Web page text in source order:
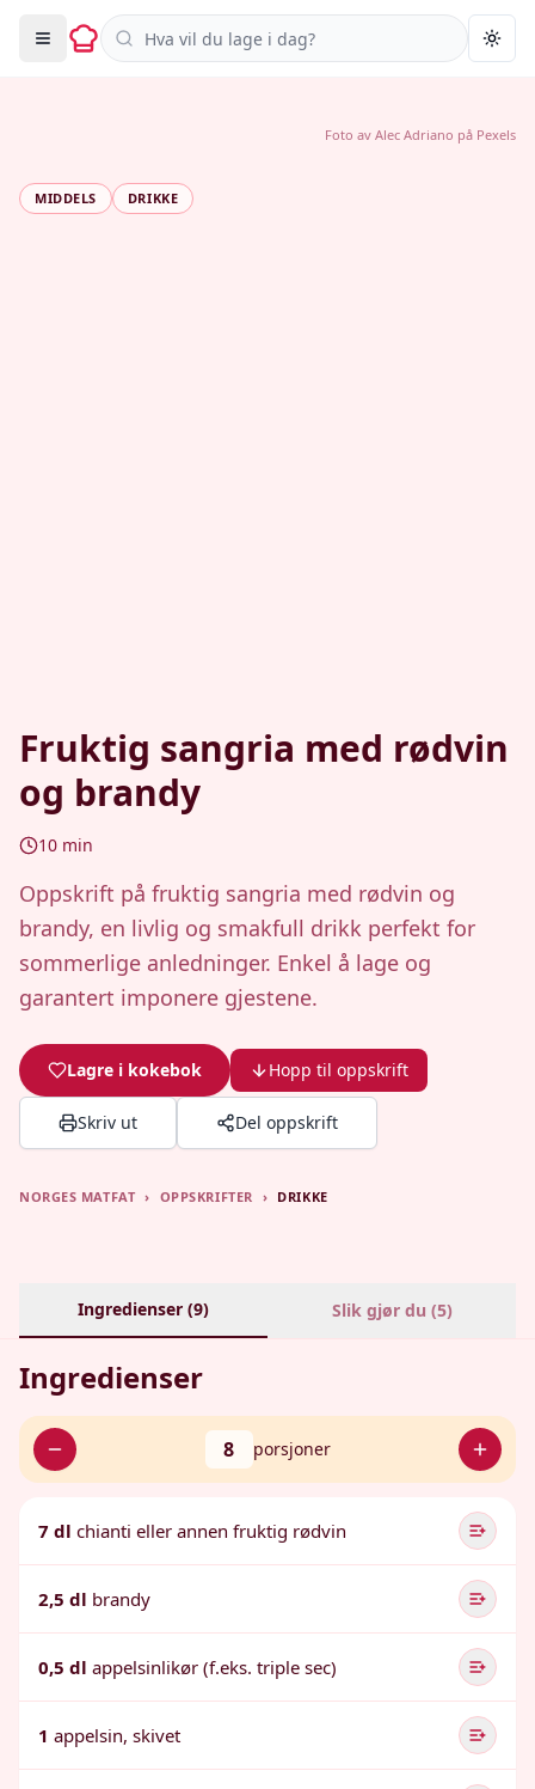
Søk i oppskrifter
MIDDELS DRIKKE
Fruktig sangria med rødvin
og brandy
10 min
Oppskrift på fruktig sangria med rødvin og
brandy, en livlig og smakfull drikk perfekt for
sommerlige anledninger. Enkel å lage og
garantert imponere gjestene.
Lagre i kokebok Hopp til oppskrift
Skriv ut Del oppskrift
Foto av Alec Adriano på Pexels
NORGES MATFAT › OPPSKRIFTER › DRIKKE
Ingredienser (9) Slik gjør du (5)
Ingredienser
8 porsjoner
7 dl chianti eller annen fruktig rødvin
2,5 dl brandy
0,5 dl appelsinlikør (f.eks. triple sec)
1 appelsin, skivet